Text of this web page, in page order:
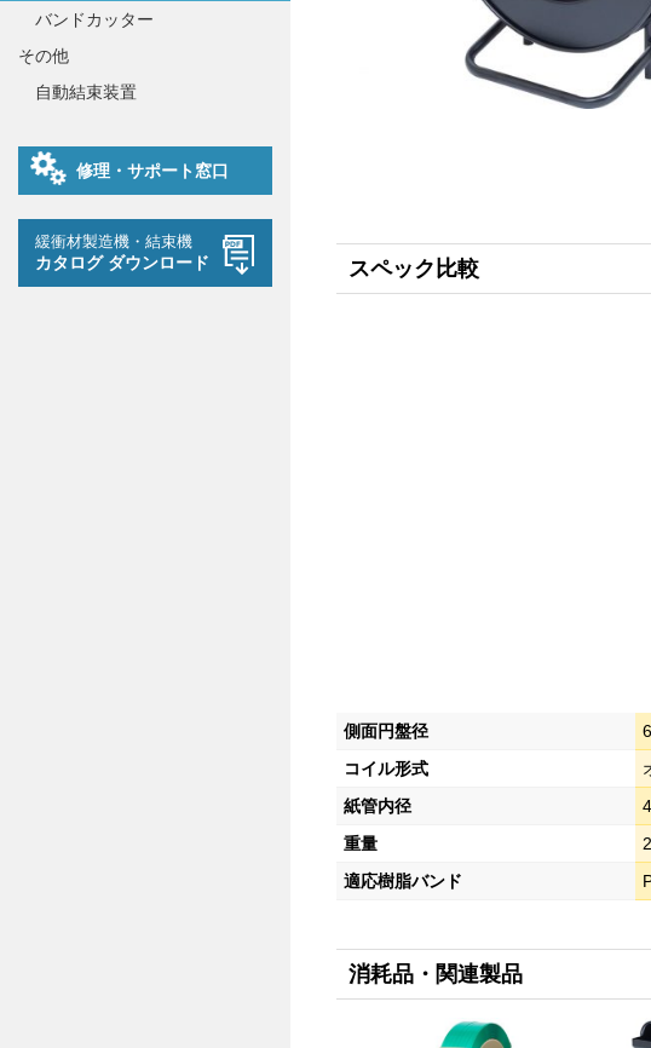
スペック比較
側面円盤径
コイル形式
紙管内径
重量
適応樹脂バンド
消耗品・関連製品
バンドカッター
その他
自動結束装置
修理・サポート窓口
緩衝材製造機・結束機
カタログ ダウンロード